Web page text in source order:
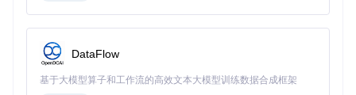
配置选项
积
运行时R
AM
典型应用场景
最小配置 20KB
标准配置 45KB 15KB
2
DataFlow
基于大模型算子和工作流的高效文本大模型训练数据合成框架